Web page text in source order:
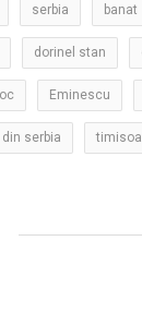
serbia banat
dorinel stan
Eminescu
serbia